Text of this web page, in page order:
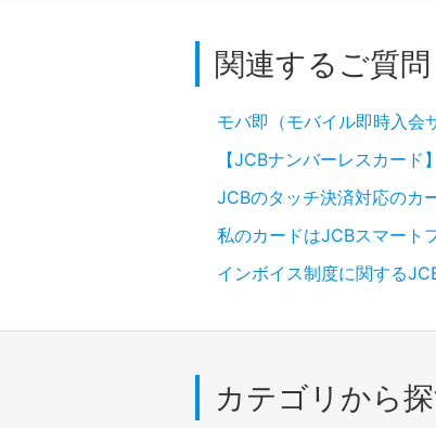
関連するご質問
モバ即（モバイル即時入会
【JCBナンバーレスカー
JCBのタッチ決済対応のカ
私のカードはJCBスマート
インボイス制度に関する
カテゴリから